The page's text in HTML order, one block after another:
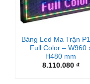
Bảng Led Ma Trận
Full Color – W960
H480 mm
8.110.080 ₫